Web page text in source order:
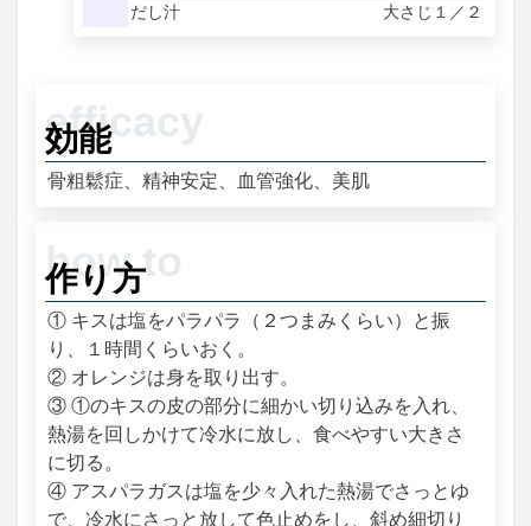
だし汁
大さじ１／２
効能
骨粗鬆症、精神安定、血管強化、美肌
作り方
① キスは塩をパラパラ（２つまみくらい）と振
り、１時間くらいおく。
② オレンジは身を取り出す。
③ ①のキスの皮の部分に細かい切り込みを入れ、
熱湯を回しかけて冷水に放し、食べやすい大きさ
に切る。
④ アスパラガスは塩を少々入れた熱湯でさっとゆ
で、冷水にさっと放して色止めをし、斜め細切り